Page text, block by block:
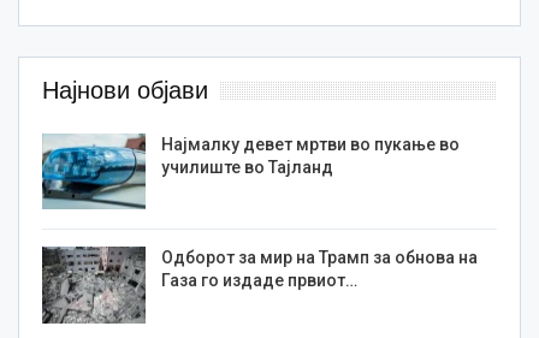
Најнови објави
Најмалку девет мртви во пукање во
училиште во Тајланд
Одборот за мир на Трамп за обнова на
Газа го издаде првиот…